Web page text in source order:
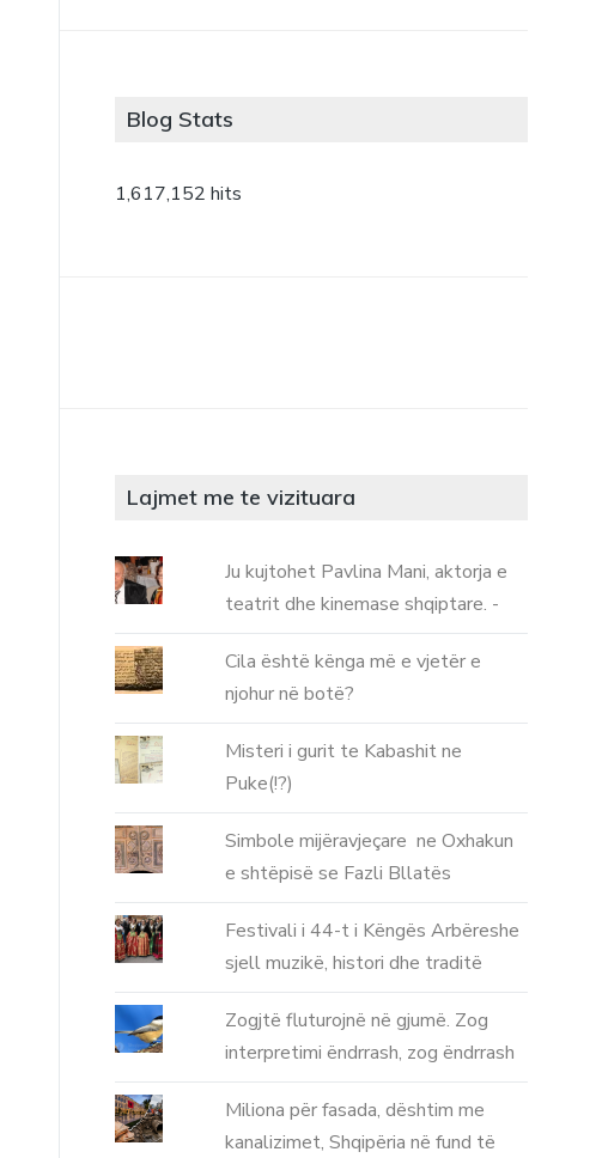
Blog Stats
1,617,152 hits
Lajmet me te vizituara
Ju kujtohet Pavlina Mani, aktorja e
teatrit dhe kinemase shqiptare. -
Cila është kënga më e vjetër e
njohur në botë?
Misteri i gurit te Kabashit ne
Puke(!?)
Simbole mijëravjeçare ne Oxhakun
e shtëpisë se Fazli Bllatës
Festivali i 44-t i Këngës Arbëreshe
sjell muzikë, histori dhe traditë
Zogjtë fluturojnë në gjumë. Zog
interpretimi ëndrrash, zog ëndrrash
Miliona për fasada, dështim me
kanalizimet, Shqipëria në fund të